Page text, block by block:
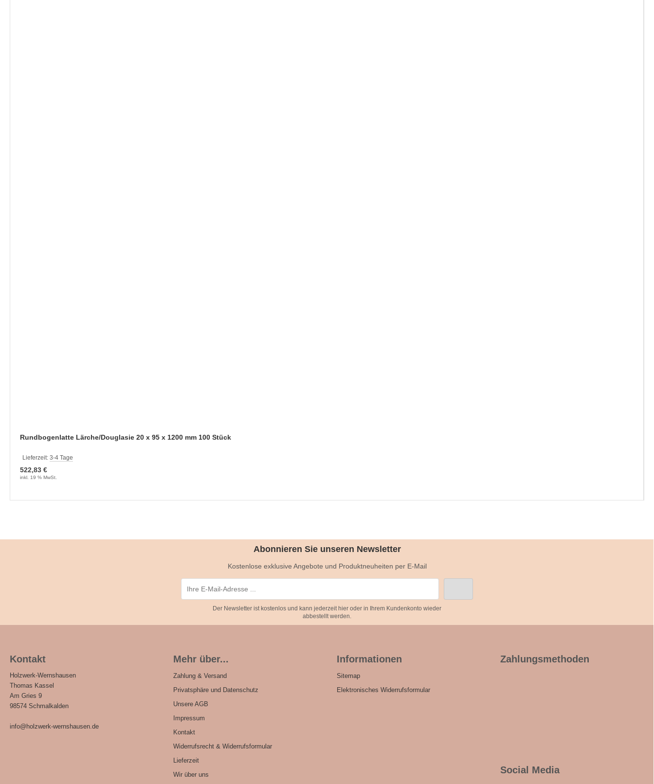
Rundbogenlatte Lärche/Douglasie 20 x 95 x 1200 mm 100 Stück
Lieferzeit: 3-4 Tage
522,83 €
inkl. 19 % MwSt.
Abonnieren Sie unseren Newsletter
Kostenlose exklusive Angebote und Produktneuheiten per E-Mail
Der Newsletter ist kostenlos und kann jederzeit hier oder in Ihrem Kundenkonto wieder
abbestellt werden.
Kontakt
Holzwerk-Wernshausen
Thomas Kassel
Am Gries 9
98574 Schmalkalden
info@holzwerk-wernshausen.de
Mehr über...
Zahlung & Versand
Privatsphäre und Datenschutz
Unsere AGB
Impressum
Kontakt
Widerrufsrecht & Widerrufsformular
Lieferzeit
Wir über uns
Informationen
Sitemap
Elektronisches Widerrufsformular
Zahlungsmethoden
Social Media